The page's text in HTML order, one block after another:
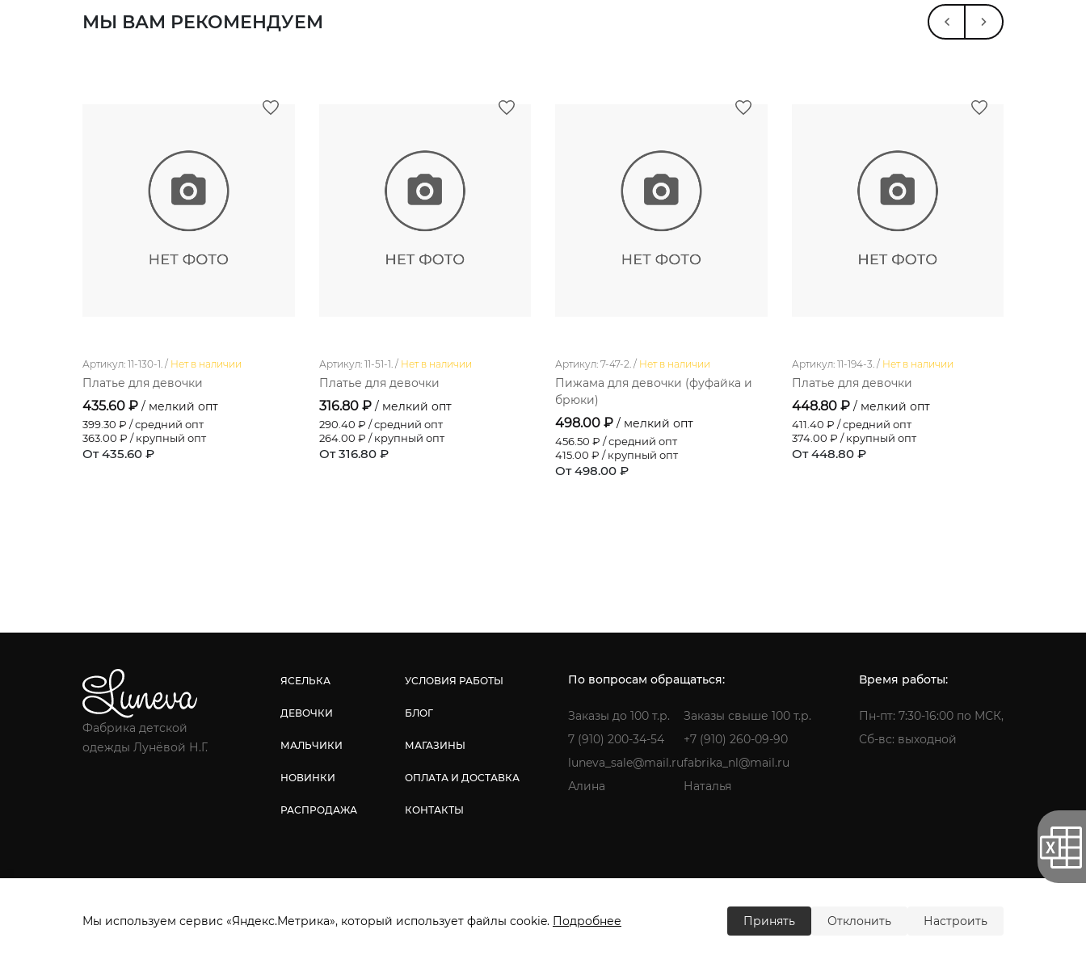
МЫ ВАМ РЕКОМЕНДУЕМ
Артикул: 11-130-1. / Нет в наличии
Платье для девочки
435.60 ₽ / мелкий опт
399.30 ₽ / средний опт
363.00 ₽ / крупный опт
От 435.60 ₽
Артикул: 11-51-1. / Нет в наличии
Платье для девочки
316.80 ₽ / мелкий опт
290.40 ₽ / средний опт
264.00 ₽ / крупный опт
От 316.80 ₽
Артикул: 7-47-2. / Нет в наличии
Пижама для девочки (фуфайка и
брюки)
498.00 ₽ / мелкий опт
456.50 ₽ / средний опт
415.00 ₽ / крупный опт
От 498.00 ₽
Артикул: 11-194-3. / Нет в наличии
Платье для девочки
448.80 ₽ / мелкий опт
411.40 ₽ / средний опт
374.00 ₽ / крупный опт
От 448.80 ₽
Фабрика детской
одежды Лунёвой Н.Г.
ЯСЕЛЬКА
ДЕВОЧКИ
МАЛЬЧИКИ
НОВИНКИ
РАСПРОДАЖА
УСЛОВИЯ РАБОТЫ
БЛОГ
МАГАЗИНЫ
ОПЛАТА И ДОСТАВКА
КОНТАКТЫ
По вопросам обращаться:
Заказы до 100 т.р.
7 (910) 200-34-54
luneva_sale@mail.ru
Алина
Заказы свыше 100 т.р.
+7 (910) 260-09-90
fabrika_nl@mail.ru
Наталья
Время работы:
Пн-пт: 7:30-16:00 по МСК,
Сб-вс: выходной
Создание сайта: Инфо-Сити
Мы используем сервис «Яндекс.Метрика», который использует файлы cookie. Подробнее Принять Отклонить Настроить